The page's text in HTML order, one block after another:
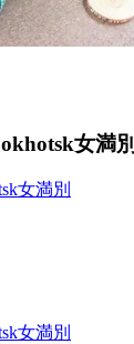
女満別
女満別
女満別